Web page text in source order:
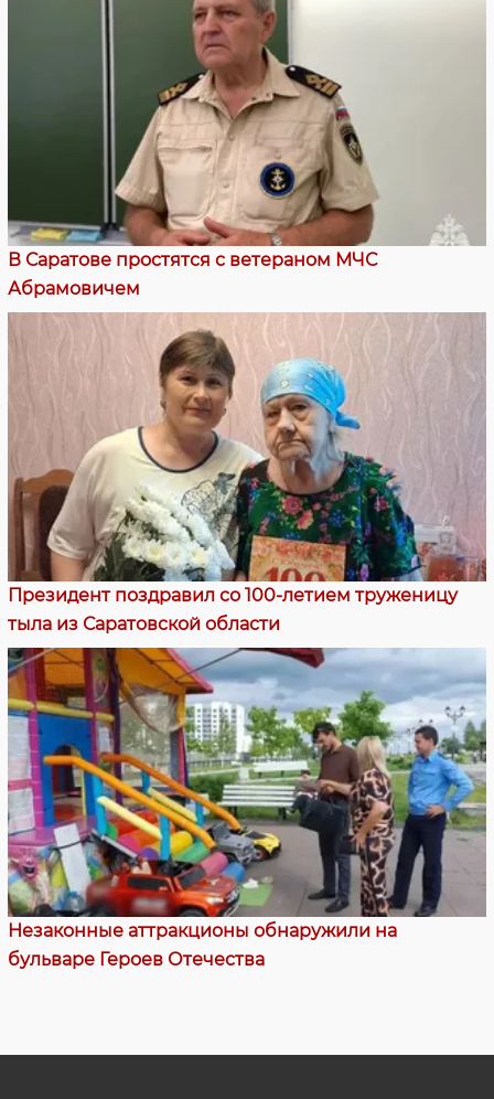
В Саратове простятся с ветераном МЧС
Абрамовичем
Президент поздравил со 100-летием труженицу
тыла из Саратовской области
Незаконные аттракционы обнаружили на
бульваре Героев Отечества